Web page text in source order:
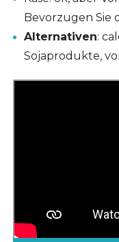
Bevorzugen Sie
Alternativen:
Sojaprodukte,